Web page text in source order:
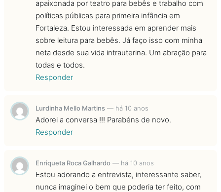
apaixonada por teatro para bebês e trabalho com
políticas públicas para primeira infância em
Fortaleza. Estou interessada em aprender mais
sobre leitura para bebês. Já faço isso com minha
neta desde sua vida intrauterina. Um abração para
todas e todos.
Responder
Lurdinha Mello Martins — há 10 anos
Adorei a conversa !!! Parabéns de novo.
Responder
Enriqueta Roca Galhardo — há 10 anos
Estou adorando a entrevista, interessante saber,
nunca imaginei o bem que poderia ter feito, com